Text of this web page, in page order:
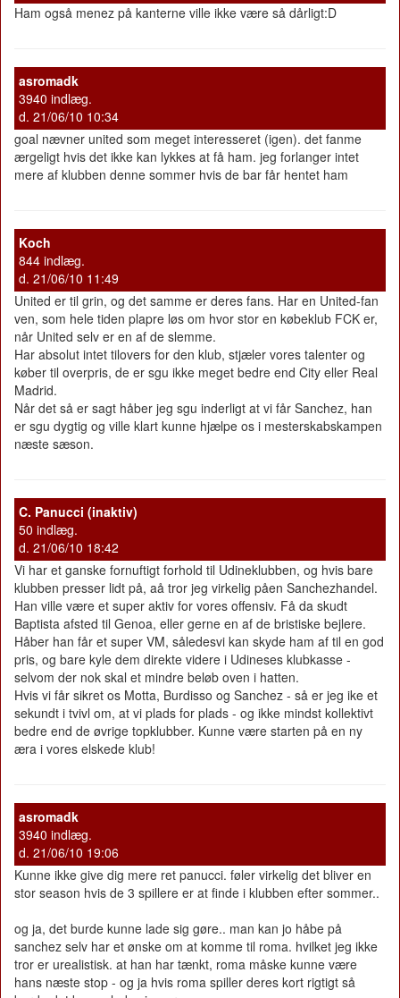
Ham også menez på kanterne ville ikke være så dårligt:D
asromadk
3940 indlæg.
d. 21/06/10 10:34
goal nævner united som meget interesseret (igen). det fanme
ærgeligt hvis det ikke kan lykkes at få ham. jeg forlanger intet
mere af klubben denne sommer hvis de bar får hentet ham
Koch
844 indlæg.
d. 21/06/10 11:49
United er til grin, og det samme er deres fans. Har en United-fan
ven, som hele tiden plapre løs om hvor stor en købeklub FCK er,
når United selv er en af de slemme.
Har absolut intet tilovers for den klub, stjæler vores talenter og
køber til overpris, de er sgu ikke meget bedre end City eller Real
Madrid.
Når det så er sagt håber jeg sgu inderligt at vi får Sanchez, han
er sgu dygtig og ville klart kunne hjælpe os i mesterskabskampen
næste sæson.
C. Panucci (inaktiv)
50 indlæg.
d. 21/06/10 18:42
Vi har et ganske fornuftigt forhold til Udineklubben, og hvis bare
klubben presser lidt på, aå tror jeg virkelig påen Sanchezhandel.
Han ville være et super aktiv for vores offensiv. Få da skudt
Baptista afsted til Genoa, eller gerne en af de bristiske bejlere.
Håber han får et super VM, såledesvi kan skyde ham af til en god
pris, og bare kyle dem direkte videre i Udineses klubkasse -
selvom der nok skal et mindre beløb oven i hatten.
Hvis vi får sikret os Motta, Burdisso og Sanchez - så er jeg ike et
sekundt i tvivl om, at vi plads for plads - og ikke mindst kollektivt
bedre end de øvrige topklubber. Kunne være starten på en ny
æra i vores elskede klub!
asromadk
3940 indlæg.
d. 21/06/10 19:06
Kunne ikke give dig mere ret panucci. føler virkelig det bliver en
stor season hvis de 3 spillere er at finde i klubben efter sommer..
og ja, det burde kunne lade sig gøre.. man kan jo håbe på
sanchez selv har et ønske om at komme til roma. hvilket jeg ikke
tror er urealistisk. at han har tænkt, roma måske kunne være
hans næste stop - og ja hvis roma spiller deres kort rigtigt så